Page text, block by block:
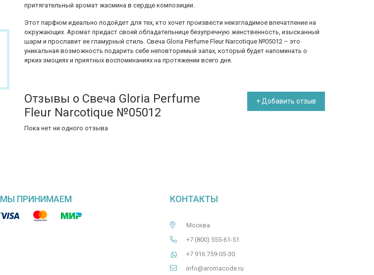
притягательный аромат жасмина в сердце композиции.
Этот парфюм идеально подойдет для тех, кто хочет произвести неизгладимое впечатление на
окружающих. Аромат придаст своей обладательнице безупречную женственность, изысканный
шарм и прославит ее гламурный стиль. Свеча Gloria Perfume Fleur Narcotique №05012 – это
уникальная возможность подарить себе неповторимый запах, который будет напоминать о
ярких эмоциях и приятных воспоминаниях на протяжении всего дня.
Отзывы о Свеча Gloria Perfume
Fleur Narcotique №05012
+ Добавить отзыв
Пока нет ни одного отзыва
МЫ ПРИНИМАЕМ КОНТАКТЫ
Москва
+7 (800) 555-61-51
+7 916 759-05-30
info@aromacode.ru